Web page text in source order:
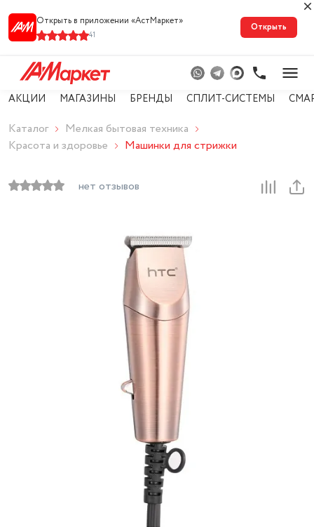
Открыть в приложении «АстМарке‪т‬»
41
Открыть
АКЦИИ МАГАЗИНЫ БРЕНДЫ СПЛИТ-СИСТЕМЫ
Каталог
Мелкая бытовая техника
Красота и здоровье
Машинки для стрижки
нет отзывов